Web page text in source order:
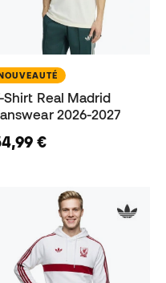
Shirt Real Madrid
2026-2027
€